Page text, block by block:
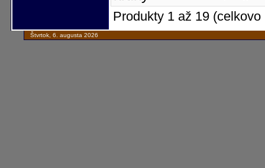
Produkty 1 až 19 (celkovo
Štvrtok, 6. augusta 2026